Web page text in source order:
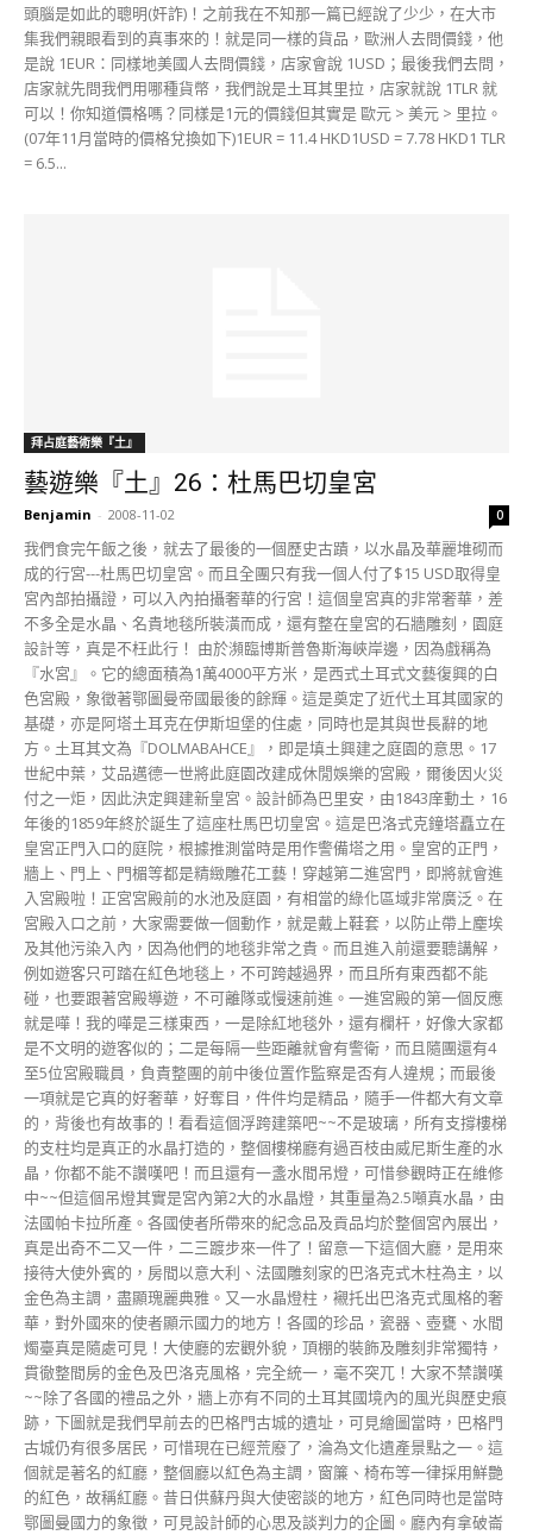
頭腦是如此的聰明(奸詐)！之前我在不知那一篇已經說了少少，在大市
集我們親眼看到的真事來的！就是同一樣的貨品，歐洲人去問價錢，他
是說 1EUR：同樣地美國人去問價錢，店家會說 1USD；最後我們去問，
店家就先問我們用哪種貨幣，我們說是土耳其里拉，店家就說 1TLR 就
可以！你知道價格嗎？同樣是1元的價錢但其實是 歐元 > 美元 > 里拉。
(07年11月當時的價格兌換如下)1EUR = 11.4 HKD1USD = 7.78 HKD1 TLR
= 6.5...
拜占庭藝術樂『土』
藝遊樂『土』26：杜馬巴切皇宮
Benjamin - 2008-11-02 0
我們食完午飯之後，就去了最後的一個歷史古蹟，以水晶及華麗堆砌而
成的行宮---杜馬巴切皇宮。而且全團只有我一個人付了$15 USD取得皇
宮內部拍攝證，可以入內拍攝奢華的行宮！這個皇宮真的非常奢華，差
不多全是水晶、名貴地毯所裝潢而成，還有整在皇宮的石牆雕刻，園庭
設計等，真是不枉此行！ 由於瀕臨博斯普魯斯海峽岸邊，因為戲稱為
『水宮』。它的總面積為1萬4000平方米，是西式土耳式文藝復興的白
色宮殿，象徵著鄂圖曼帝國最後的餘輝。這是奠定了近代土耳其國家的
基礎，亦是阿塔土耳克在伊斯坦堡的住處，同時也是其與世長辭的地
方。土耳其文為『DOLMABAHCE』，即是填土興建之庭園的意思。17
世紀中葉，艾品邁德一世將此庭園改建成休閒娛樂的宮殿，爾後因火災
付之一炬，因此決定興建新皇宮。設計師為巴里安，由1843庠動土，16
年後的1859年終於誕生了這座杜馬巴切皇宮。這是巴洛式克鐘塔矗立在
皇宮正門入口的庭院，根據推測當時是用作警備塔之用。皇宮的正門，
牆上、門上、門楣等都是精緻雕花工藝！穿越第二進宮門，即將就會進
入宮殿啦！正宮宮殿前的水池及庭園，有相當的綠化區域非常廣泛。在
宮殿入口之前，大家需要做一個動作，就是戴上鞋套，以防止帶上麈埃
及其他污染入內，因為他們的地毯非常之貴。而且進入前還要聽講解，
例如遊客只可踏在紅色地毯上，不可跨越過界，而且所有東西都不能
碰，也要跟著宮殿導遊，不可離隊或慢速前進。一進宮殿的第一個反應
就是嘩！我的嘩是三樣東西，一是除紅地毯外，還有欄杆，好像大家都
是不文明的遊客似的；二是每隔一些距離就會有警衛，而且隨團還有4
至5位宮殿職員，負責整團的前中後位置作監察是否有人違規；而最後
一項就是它真的好奢華，好奪目，件件均是精品，隨手一件都大有文章
的，背後也有故事的！看看這個浮跨建築吧~~不是玻璃，所有支撐樓梯
的支柱均是真正的水晶打造的，整個樓梯廳有過百枝由威尼斯生產的水
晶，你都不能不讚嘆吧！而且還有一盞水間吊燈，可惜參觀時正在維修
中~~但這個吊燈其實是宮內第2大的水晶燈，其重量為2.5噸真水晶，由
法國帕卡拉所產。各國使者所帶來的紀念品及貢品均於整個宮內展出，
真是出奇不二又一件，二三踱步來一件了！留意一下這個大廳，是用來
接待大使外賓的，房間以意大利、法國雕刻家的巴洛克式木柱為主，以
金色為主調，盡顯瑰麗典雅。又一水晶燈柱，襯托出巴洛克式風格的奢
華，對外國來的使者顯示國力的地方！各國的珍品，瓷器、壺甕、水間
燭臺真是隨處可見！大使廳的宏觀外貌，頂棚的裝飾及雕刻非常獨特，
貫徹整間房的金色及巴洛克風格，完全統一，毫不突兀！大家不禁讚嘆
~~除了各國的禮品之外，牆上亦有不同的土耳其國境內的風光與歷史痕
跡，下圖就是我們早前去的巴格門古城的遺址，可見繪圖當時，巴格門
古城仍有很多居民，可惜現在已經荒廢了，淪為文化遺產景點之一。這
個就是著名的紅廳，整個廳以紅色為主調，窗簾、椅布等一律採用鮮艷
的紅色，故稱紅廳。昔日供蘇丹與大使密談的地方，紅色同時也是當時
鄂圖曼國力的象徵，可見設計師的心思及談判力的企圖。廳內有拿破崙